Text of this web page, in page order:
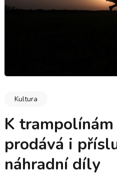
Kultura
K
prodává i
náhradní díly